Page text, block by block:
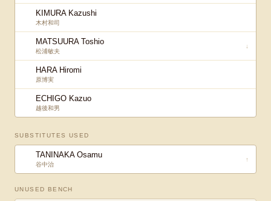
KIMURA Kazushi
木村和司
MATSUURA Toshio
松浦敏夫
↓
HARA Hiromi
原博実
ECHIGO Kazuo
越後和男
SUBSTITUTES USED
TANINAKA Osamu
谷中治
↑
UNUSED BENCH